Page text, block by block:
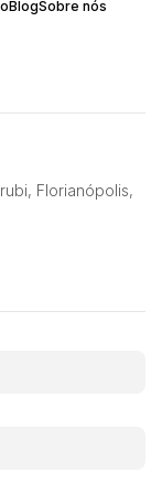
BlogSobre nós
, Florianópolis,